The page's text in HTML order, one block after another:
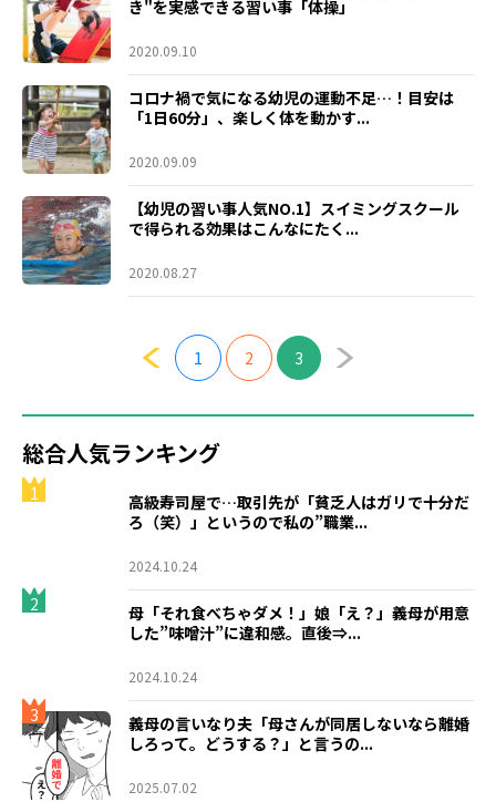
き"を実感できる習い事「体操」
2020.09.10
コロナ禍で気になる幼児の運動不足…！目安は
「1日60分」、楽しく体を動かす...
2020.09.09
【幼児の習い事人気NO.1】スイミングスクール
で得られる効果はこんなにたく...
2020.08.27
1 2 3
総合人気ランキング
1
高級寿司屋で…取引先が「貧乏人はガリで十分だ
ろ（笑）」というので私の”職業...
2024.10.24
2
母「それ食べちゃダメ！」娘「え？」義母が用意
した”味噌汁”に違和感。直後⇒...
2024.10.24
3
義母の言いなり夫「母さんが同居しないなら離婚
しろって。どうする？」と言うの...
2025.07.02